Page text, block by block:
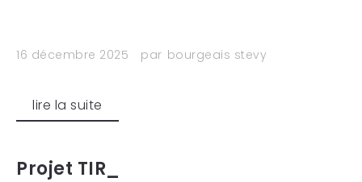
16 décembre 2025 par bourgeais stevy
lire la suite
Projet TIR_